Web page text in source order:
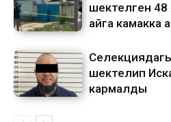
шектелген
айга камакка
шектелип
кармалды